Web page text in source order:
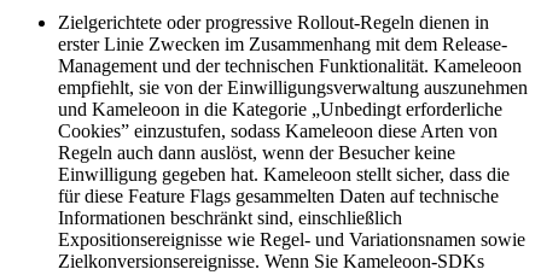
Zielgerichtete oder progressive Rollout-Regeln dienen in
erster Linie Zwecken im Zusammenhang mit dem Release-
Management und der technischen Funktionalität. Kameleoon
empfiehlt, sie von der Einwilligungsverwaltung auszunehmen
und Kameleoon in die Kategorie „Unbedingt erforderliche
Cookies” einzustufen, sodass Kameleoon diese Arten von
Regeln auch dann auslöst, wenn der Besucher keine
Einwilligung gegeben hat. Kameleoon stellt sicher, dass die
für diese Feature Flags gesammelten Daten auf technische
Informationen beschränkt sind, einschließlich
Expositionsereignisse wie Regel- und Variationsnamen sowie
Zielkonversionsereignisse. Wenn Sie Kameleoon-SDKs